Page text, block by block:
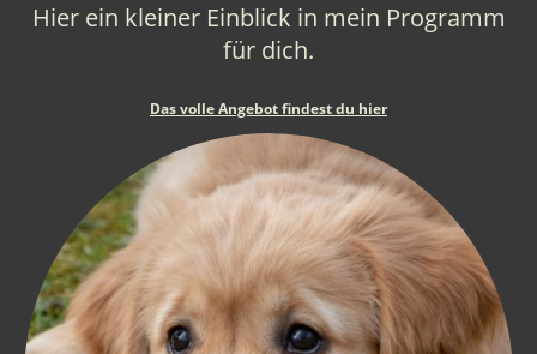
Hier ein kleiner Einblick in mein Programm
für dich.
Das volle Angebot findest du hier